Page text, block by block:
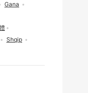
Shqip
Gana